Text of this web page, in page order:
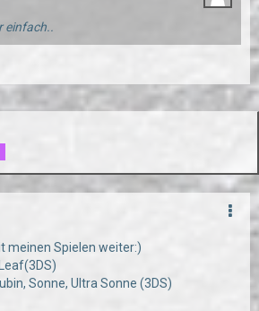
einfach..
meinen Spielen weiter:)
Sonne, Ultra Sonne (3DS)